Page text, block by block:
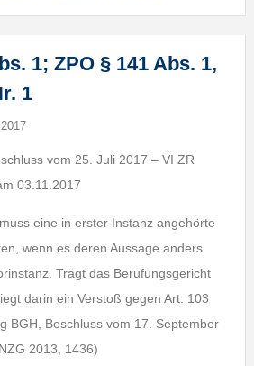
1; ZPO § 141 Abs. 1,
1
vom 25. Juli 2017 – VI ZR
03.11.2017
eine in erster Instanz angehörte
wenn es deren Aussage anders
Trägt das Berufungsgericht
darin ein Verstoß gegen Art. 103
BGH, Beschluss vom 17. September
2013, 1436)